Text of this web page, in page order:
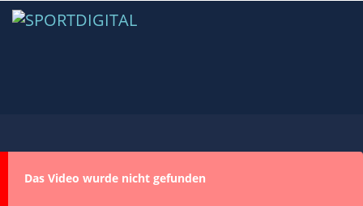
Das Video wurde nicht gefunden